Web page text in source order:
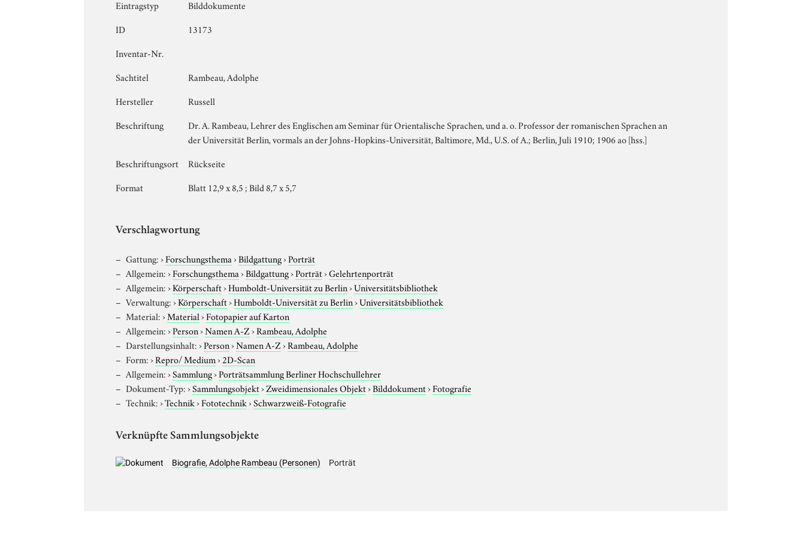
Eintragstyp
Bilddokumente
ID
13173
Inventar-Nr.
Sachtitel
Rambeau, Adolphe
Hersteller
Russell
Beschriftung
Dr. A. Rambeau, Lehrer des Englischen am Seminar für Orientalische Sprachen, und a. o. Professor der romanischen Sprachen an
der Universität Berlin, vormals an der Johns-Hopkins-Universität, Baltimore, Md., U.S. of A.; Berlin, Juli 1910; 1906 ao [hss.]
Beschriftungsort
Rückseite
Format
Blatt 12,9 x 8,5 ; Bild 8,7 x 5,7
Verschlagwortung
Gattung:›Forschungsthema›Bildgattung›Porträt
Allgemein:›Forschungsthema›Bildgattung›Porträt›Gelehrtenporträt
Allgemein:›Körperschaft›Humboldt-Universität zu Berlin›Universitätsbibliothek
Verwaltung:›Körperschaft›Humboldt-Universität zu Berlin›Universitätsbibliothek
Material:›Material›Fotopapier auf Karton
Allgemein:›Person›Namen A-Z›Rambeau, Adolphe
Darstellungsinhalt:›Person›Namen A-Z›Rambeau, Adolphe
Form:›Repro/ Medium›2D-Scan
Allgemein:›Sammlung›Porträtsammlung Berliner Hochschullehrer
Dokument-Typ:›Sammlungsobjekt›Zweidimensionales Objekt›Bilddokument›Fotografie
Technik:›Technik›Fototechnik›Schwarzweiß-Fotografie
Verknüpfte Sammlungsobjekte
Biografie, Adolphe Rambeau (Personen) Porträt